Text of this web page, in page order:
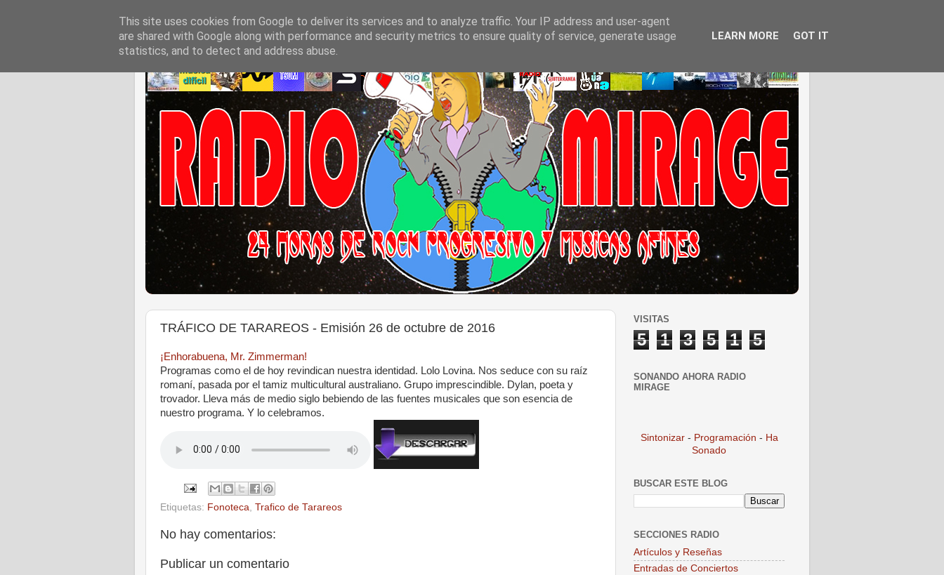
TRÁFICO DE TARAREOS - Emisión 26 de octubre de 2016
¡Enhorabuena, Mr. Zimmerman!
Programas como el de hoy revindican nuestra identidad. Lolo Lovina. Nos seduce con su raíz
romaní, pasada por el tamiz multicultural australiano. Grupo imprescindible. Dylan, poeta y
trovador. Lleva más de medio siglo bebiendo de las fuentes musicales que son esencia de
nuestro programa. Y lo celebramos.
Etiquetas: Fonoteca, Trafico de Tarareos
No hay comentarios:
Publicar un comentario
VISITAS
5 1 3 5 1 5
SONANDO AHORA RADIO
MIRAGE
Sintonizar - Programación - Ha
Sonado
BUSCAR ESTE BLOG
SECCIONES RADIO
Artículos y Reseñas
Entradas de Conciertos
This site uses cookies from Google to deliver its services and to analyze traffic. Your IP address and user-agent
are shared with Google along with performance and security metrics to ensure quality of service, generate usage
statistics, and to detect and address abuse.
LEARN MORE GOT IT